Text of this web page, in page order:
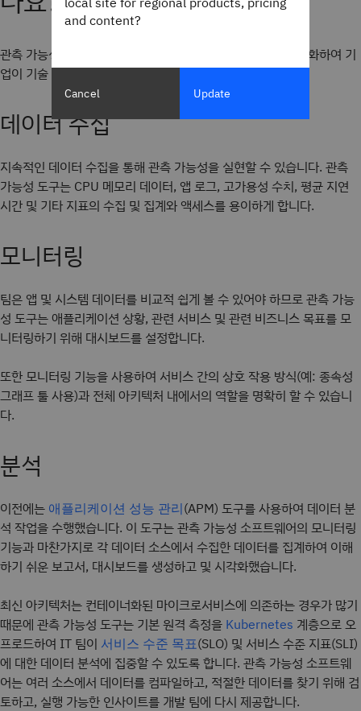
관측 가능성 도구는 일반적으로 세 가지 주요 프로세스를 자동화하여 기
업이 기술 스택을 더 명확하게 이해할 수 있도록 도와줍니다
데이터 수집
지속적인 데이터 수집을 통해 관측 가능성을 실현할 수 있습니다. 관측
가능성 도구는 CPU 메모리 데이터, 앱 로그, 고가용성 수치, 평균 지연
시간 및 기타 지표의 수집 및 집계와 액세스를 용이하게 합니다.
모니터링
팀은 앱 및 시스템 데이터를 비교적 쉽게 볼 수 있어야 하므로 관측 가능
성 도구는 애플리케이션 상황, 관련 서비스 및 관련 비즈니스 목표를 모
니터링하기 위해 대시보드를 설정합니다.
또한 모니터링 기능을 사용하여 서비스 간의 상호 작용 방식(예: 종속성
그래프 툴 사용)과 전체 아키텍처 내에서의 역할을 명확히 할 수 있습니
다.
분석
이전에는 애플리케이션 성능 관리(APM) 도구를 사용하여 데이터 분
석 작업을 수행했습니다. 이 도구는 관측 가능성 소프트웨어의 모니터링
기능과 마찬가지로 각 데이터 소스에서 수집한 데이터를 집계하여 이해
하기 쉬운 보고서, 대시보드를 생성하고 및 시각화했습니다.
최신 아키텍처는 컨테이너화된 마이크로서비스에 의존하는 경우가 많기
때문에 관측 가능성 도구는 기본 원격 측정을 Kubernetes 계층으로 오
프로드하여 IT 팀이 서비스 수준 목표(SLO) 및 서비스 수준 지표(SLI)
에 대한 데이터 분석에 집중할 수 있도록 합니다. 관측 가능성 소프트웨
어는 여러 소스에서 데이터를 컴파일하고, 적절한 데이터를 찾기 위해 검
토하고, 실행 가능한 인사이트를 개발 팀에 다시 제공합니다.
and content?
Cancel Update